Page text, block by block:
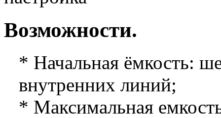
Возможности.
* Начальная ёмкость:
внутренних линий;
* Максимальная